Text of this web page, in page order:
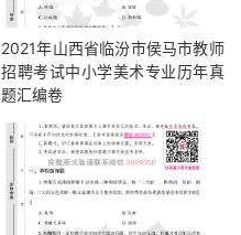
2021年山西省临汾市侯马市教师
招聘考试中小学美术专业历年真
题汇编卷